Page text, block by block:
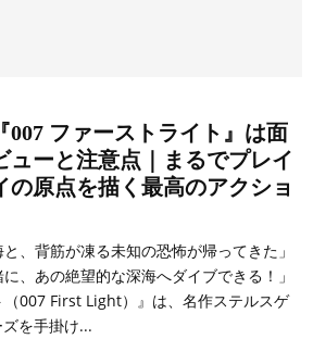
007 ファーストライト』は面
ューと注意点｜まるでプレイ
の原点を描く最高のアクショ
、背筋が凍る未知の恐怖が帰ってきた」
、あの絶望的な深海へダイブできる！」
（007 First Light）』は、名作ステルスゲ
を手掛け...